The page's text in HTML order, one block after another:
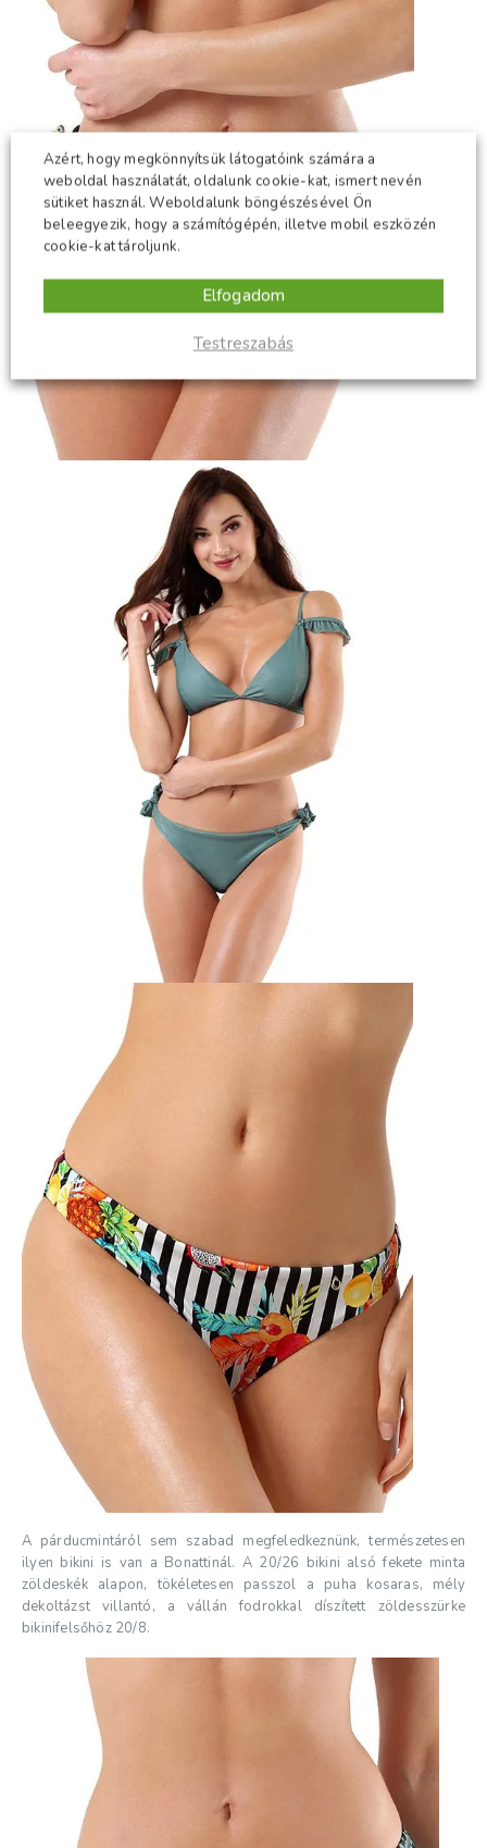
A párducmintáról sem szabad megfeledkeznünk, természetesen
ilyen bikini is van a Bonattinál. A 20/26 bikini alsó fekete minta
zöldeskék alapon, tökéletesen passzol a puha kosaras, mély
dekoltázst villantó, a vállán fodrokkal díszített zöldesszürke
bikinifelsőhöz 20/8.
Azért, hogy megkönnyítsük látogatóink számára a
weboldal használatát, oldalunk cookie-kat, ismert nevén
sütiket használ. Weboldalunk böngészésével Ön
beleegyezik, hogy a számítógépén, illetve mobil eszközén
cookie-kat tároljunk.
Testreszabás
Elfogadom